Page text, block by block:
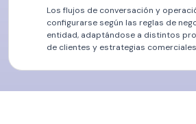
Los flujos de conversación y
configurarse según las reglas de
entidad, adaptándose a distintos
de clientes y estrategias